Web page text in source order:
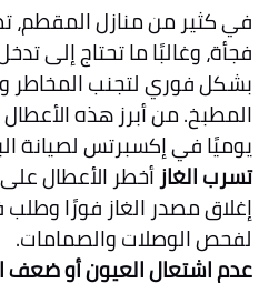
في كثير من منازل المقطم،
فجأة، وغالبًا ما تحتاج إلى
بشكل فوري لتجنب المخاطر
المطبخ. من أبرز هذه
يوميًا في إكسبرتس لصيانة
تسرب الغازأخطر الأعطال
إغلاق مصدر الغاز فورًا
لفحص الوصلات والصمامات.
عدم اشتعال العيون أو ضعف